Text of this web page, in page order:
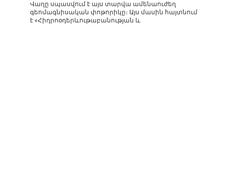
Վաղը սպասվում է այս տարվա ամենաուժեղ
գեոմագնիսական փոթորիկը։ Այս մասին հայտնում
է «Հիդրոօդերևութաբանության և